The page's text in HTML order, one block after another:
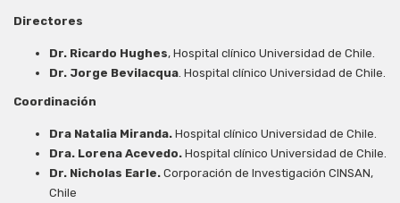
Directores
Dr. Ricardo Hughes, Hospital clínico Universidad de Chile.
Dr. Jorge Bevilacqua. Hospital clínico Universidad de Chile.
Coordinación
Dra Natalia Miranda. Hospital clínico Universidad de Chile.
Dra. Lorena Acevedo. Hospital clínico Universidad de Chile.
Dr. Nicholas Earle. Corporación de Investigación CINSAN,
Chile